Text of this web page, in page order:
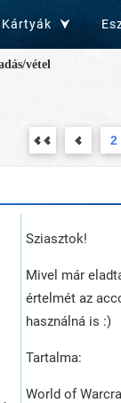
Kártyák
vétel
2
Sziasztok!
Mivel már
értelmét az
használná is :)
Tartalma:
World of